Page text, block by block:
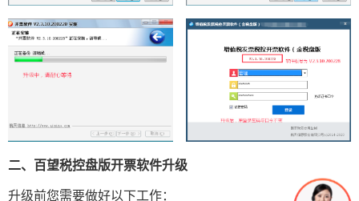
二、百望税控盘版开票软件升级
升级前您需要做好以下工作：